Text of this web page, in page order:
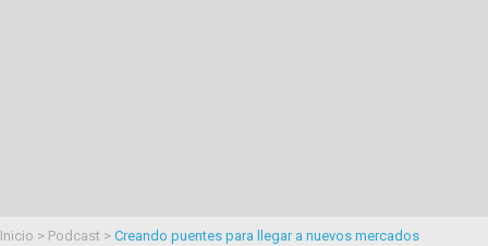
Inicio > Podcast > Creando puentes para llegar a nuevos mercados